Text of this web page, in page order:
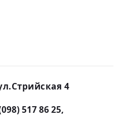
4
517 86 25